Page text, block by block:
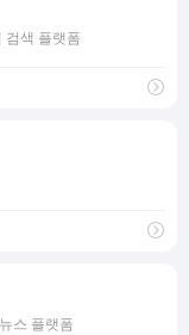
검색 플랫폼
스 플랫폼